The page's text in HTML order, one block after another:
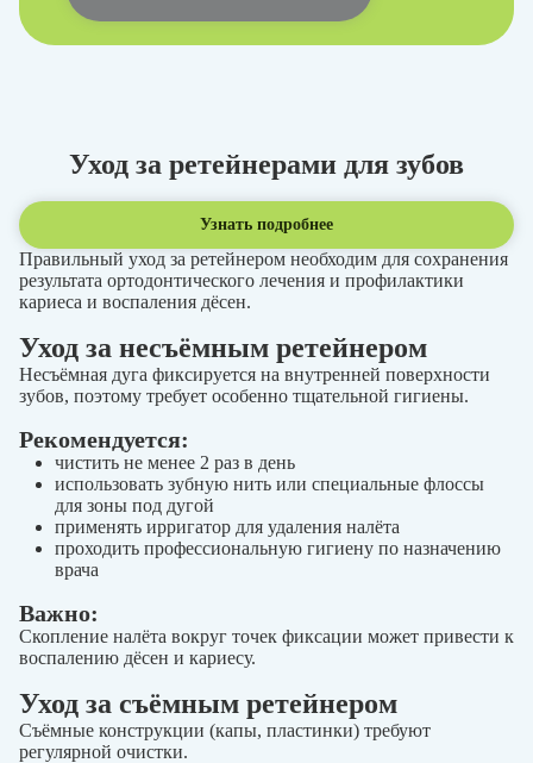
Уход за ретейнерами для зубов
Узнать подробнее
Правильный уход за ретейнером необходим для сохранения
результата ортодонтического лечения и профилактики
кариеса и воспаления дёсен.
Уход за несъёмным ретейнером
Несъёмная дуга фиксируется на внутренней поверхности
зубов, поэтому требует особенно тщательной гигиены.
Рекомендуется:
чистить не менее 2 раз в день
использовать зубную нить или специальные флоссы
для зоны под дугой
применять ирригатор для удаления налёта
проходить профессиональную гигиену по назначению
врача
Важно:
Скопление налёта вокруг точек фиксации может привести к
воспалению дёсен и кариесу.
Уход за съёмным ретейнером
Съёмные конструкции (капы, пластинки) требуют
регулярной очистки.